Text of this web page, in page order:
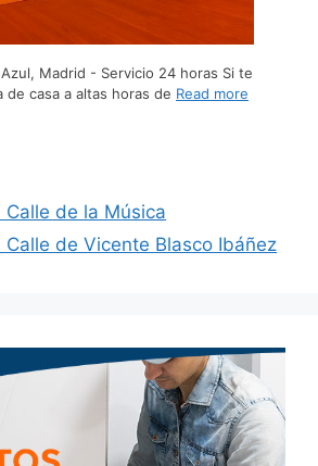
Madrid - Servicio 24 horas Si te
de casa a altas horas de Read more
Calle de la Música
Calle de Vicente Blasco Ibáñez